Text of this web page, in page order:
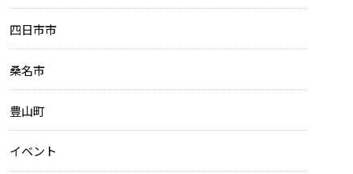
四日市市
桑名市
豊山町
イベント